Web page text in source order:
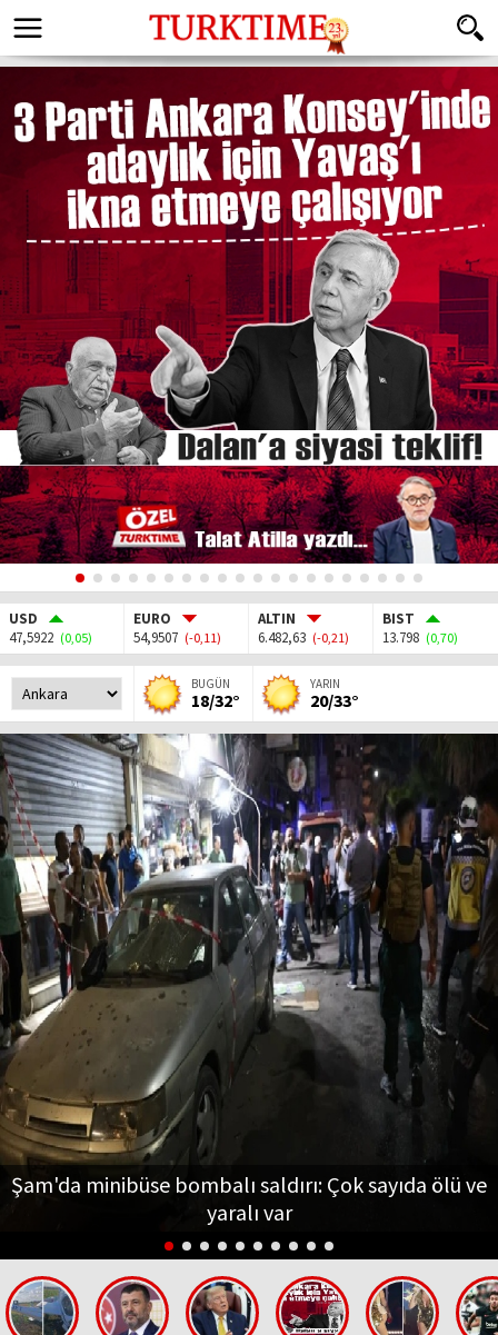
USD
47,5922 (0,05)
EURO
54,9507 (-0,11)
ALTIN
6.482,63 (-0,21)
BIST
13.798 (0,70)
BUGÜN
18/32°
YARIN
20/33°
Şam'da minibüse bombalı saldırı: Çok sayıda ölü ve
yaralı var